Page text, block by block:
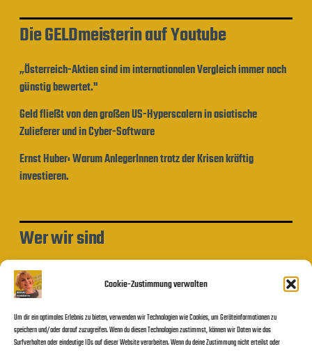
Cookie-Zustimmung verwalten
Um dir ein optimales Erlebnis zu bieten, verwenden wir Technologien wie Cookies, um Geräteinformationen zu
speichern und/oder darauf zuzugreifen. Wenn du diesen Technologien zustimmst, können wir Daten wie das
Surfverhalten oder eindeutige IDs auf dieser Website verarbeiten. Wenn du deine Zustimmung nicht erteilst oder
Die GELDmeisterin auf Youtube
„Österreich-Aktien sind im internationalen Vergleich immer noch
günstig bewertet."
Geld fließt von den großen US-Hyperscalern in asiatische
Zulieferer und in Cyber-Software
Ernst Huber: Warum AnlegerInnen trotz der Krisen kräftig
investieren.
Wer wir sind
Impressum und Datenschutzerklärung
Beitragssuche